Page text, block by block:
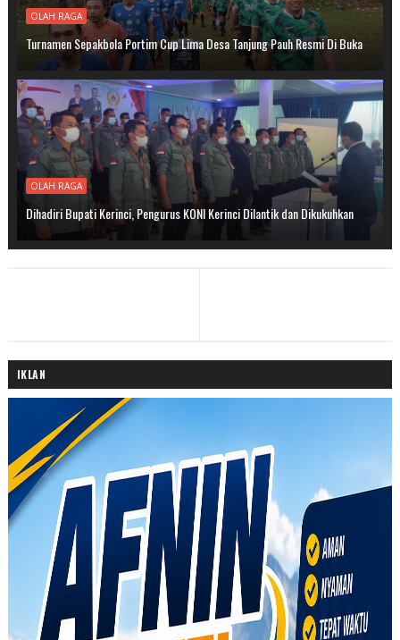
OLAH RAGA
Turnamen Sepakbola Portim Cup Lima Desa Tanjung Pauh Resmi Di Buka
OLAH RAGA
Dihadiri Bupati Kerinci, Pengurus KONI Kerinci Dilantik dan Dikukuhkan
IKLAN